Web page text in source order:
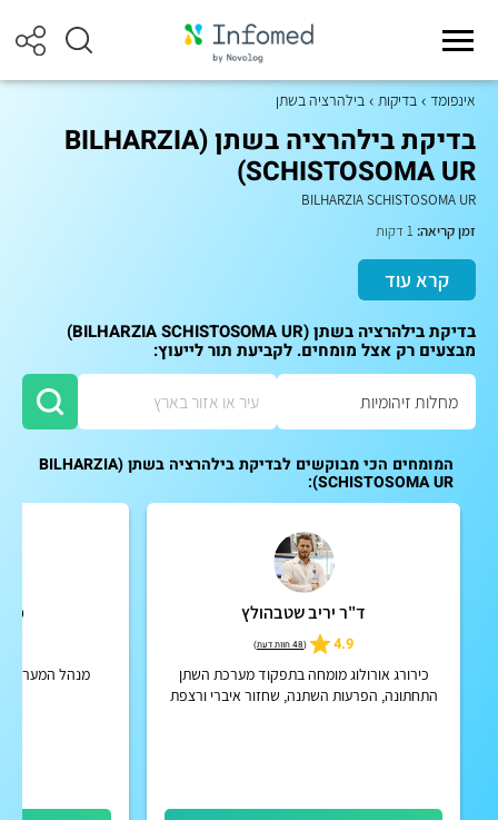
אינפומד בדיקות בילהרציה בשתן
בדיקת בילהרציה בשתן (BILHARZIA
SCHISTOSOMA UR)
BILHARZIA SCHISTOSOMA UR
זמן קריאה:
קרא עוד
בדיקת בילהרציה בשתן (BILHARZIA SCHISTOSOMA UR)
מבצעים רק אצל מומחים. לקביעת תור לייעוץ:
המומחים הכי מבוקשים לבדיקת בילהרציה בשתן (BILHARZIA
SCHISTOSOMA UR):
ד"ר יריב שטבהולץ
4.9
(48 חוות דעת )
כירורג אורולוג מומחה בתפקוד מערכת השתן
התחתונה, הפרעות השתנה, שחזור איברי ורצפת
מנהל המערך